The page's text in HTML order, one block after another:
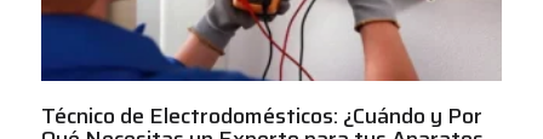
Técnico de Electrodomésticos: ¿Cuándo y Por